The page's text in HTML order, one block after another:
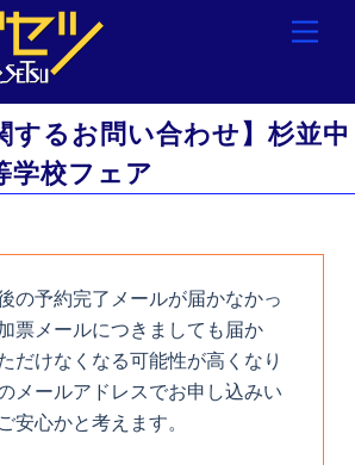
するお問い合わせ】杉並中
学校フェア
の予約完了メールが届かなかっ
票メールにつきましても届か
だけなくなる可能性が高くなり
メールアドレスでお申し込みい
安心かと考えます。